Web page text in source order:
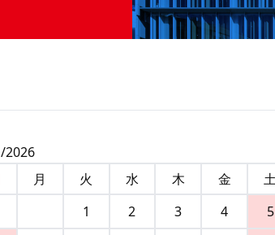
/2026
月 火 水 木 金
1
2 3 4
5